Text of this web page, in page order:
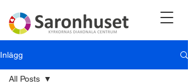
Inlägg
All Posts